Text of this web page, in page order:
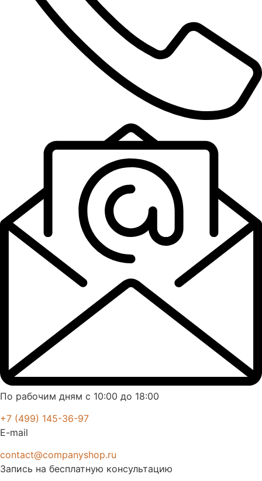
По рабочим дням с 10:00 до 18:00
+7 (499) 145-36-97
E-mail
contact@companyshop.ru
Запись на бесплатную консультацию